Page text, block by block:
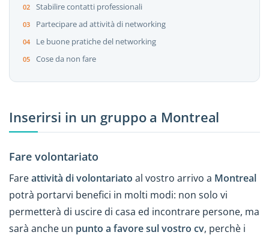
Stabilire contatti professionali
Partecipare ad attività di networking
Le buone pratiche del networking
Cose da non fare
Inserirsi in un gruppo a Montreal
Fare volontariato
Fareattività di volontariato al vostro arrivo a Montreal
potrà portarvi benefici in molti modi: non solo vi
permetterà di uscire di casa ed incontrare persone, ma
sarà anche un punto a favore sul vostro cv, perchè i